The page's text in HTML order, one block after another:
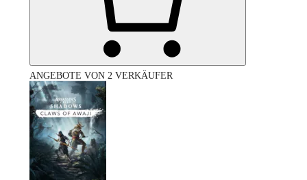
ANGEBOTE VON 2 VERKÄUFER